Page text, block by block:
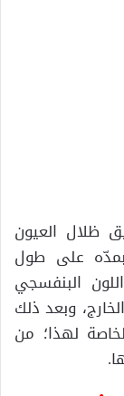
ظلال العيون
بمدّه على طول
البنفسجي
وبعد ذلك
لهذا؛ من